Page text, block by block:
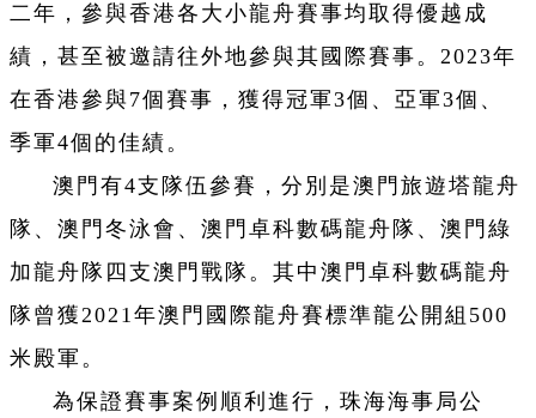
二年，參與香港各大小龍舟賽事均取得優越成
績，甚至被邀請往外地參與其國際賽事。2023年
在香港參與7個賽事，獲得冠軍3個、亞軍3個、
季軍4個的佳績。
澳門有4支隊伍參賽，分別是澳門旅遊塔龍舟
隊、澳門冬泳會、澳門卓科數碼龍舟隊、澳門綠
加龍舟隊四支澳門戰隊。其中澳門卓科數碼龍舟
隊曾獲2021年澳門國際龍舟賽標準龍公開組500
米殿軍。
為保證賽事案例順利進行，珠海海事局公